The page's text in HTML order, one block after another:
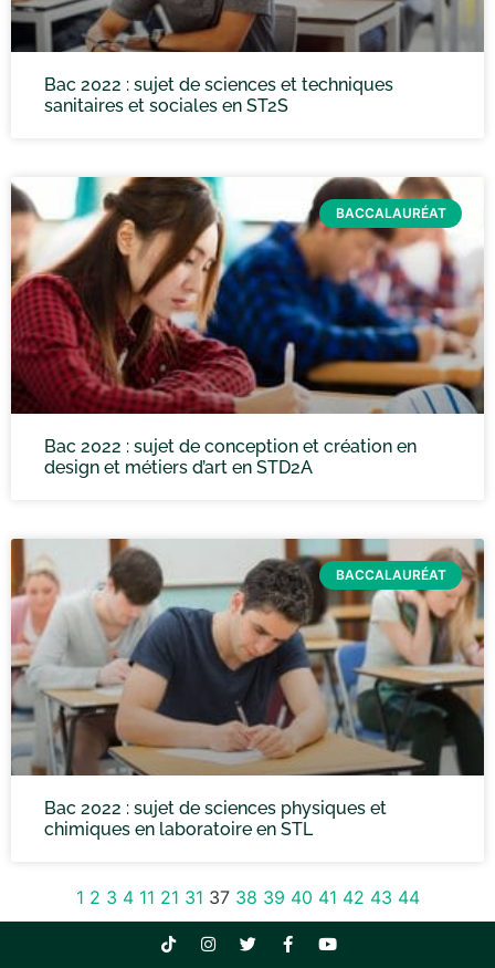
Bac 2022 : sujet de sciences et techniques
sanitaires et sociales en ST2S
BACCALAURÉAT
Bac 2022 : sujet de conception et création en
design et métiers d’art en STD2A
BACCALAURÉAT
Bac 2022 : sujet de sciences physiques et
chimiques en laboratoire en STL
1 2 3 4 11 21 31 37 38 39 40 41 42 43 44